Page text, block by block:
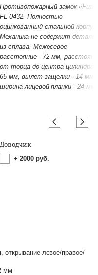
Противопожарный замок
FL-0432. Полностью
оцинкованный стальной корпус.
Механика не содержит деталей
из сплава. Межосевое
расстояние - 72 мм,
от торца до центра цилиндра -
65 мм, вылет защелки - 14 мм,
ширина лицевой планки - 24 мм.
Доводчик
+ 2000 руб.
левое/правое/
мм